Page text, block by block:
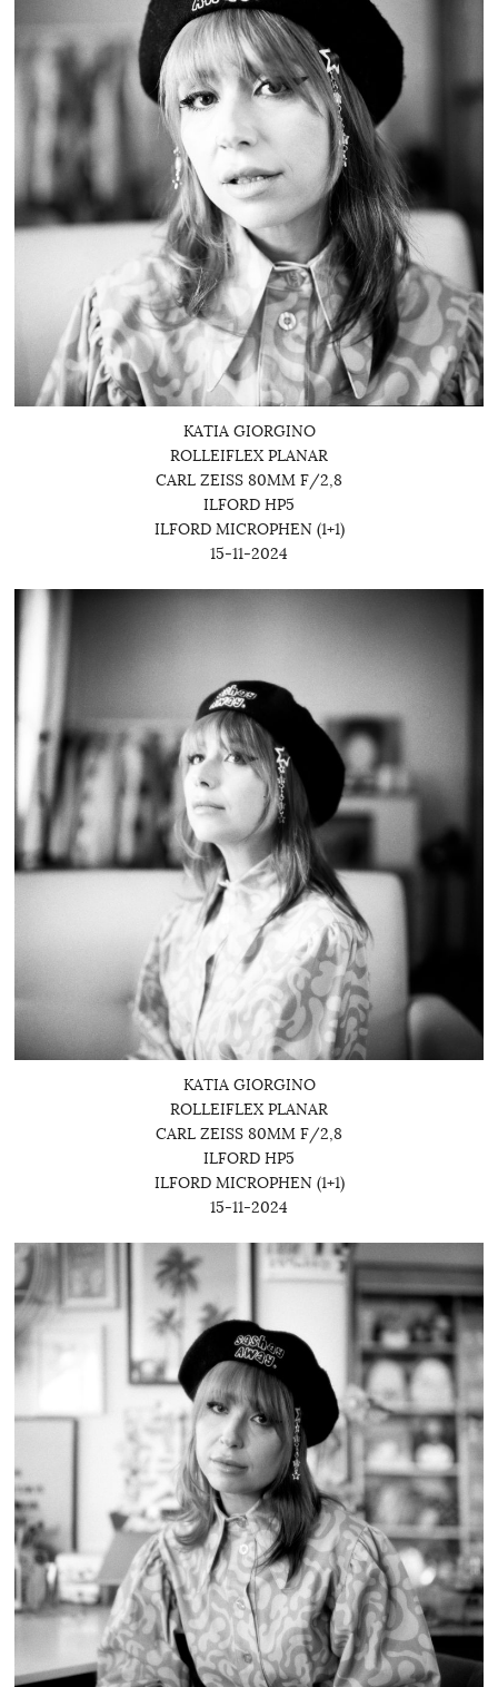
KATIA GIORGINO
ROLLEIFLEX PLANAR
CARL ZEISS 80MM F/2,8
ILFORD HP5
ILFORD MICROPHEN (1+1)
15-11-2024
KATIA GIORGINO
ROLLEIFLEX PLANAR
CARL ZEISS 80MM F/2,8
ILFORD HP5
ILFORD MICROPHEN (1+1)
15-11-2024